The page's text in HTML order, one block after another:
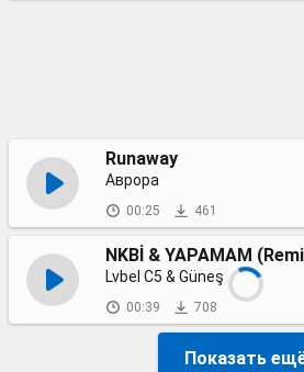
Runaway
Аврора
00:25 461
NKBİ & YAPAMAM
Lvbel C5 & Güneş
00:39 708
Показать